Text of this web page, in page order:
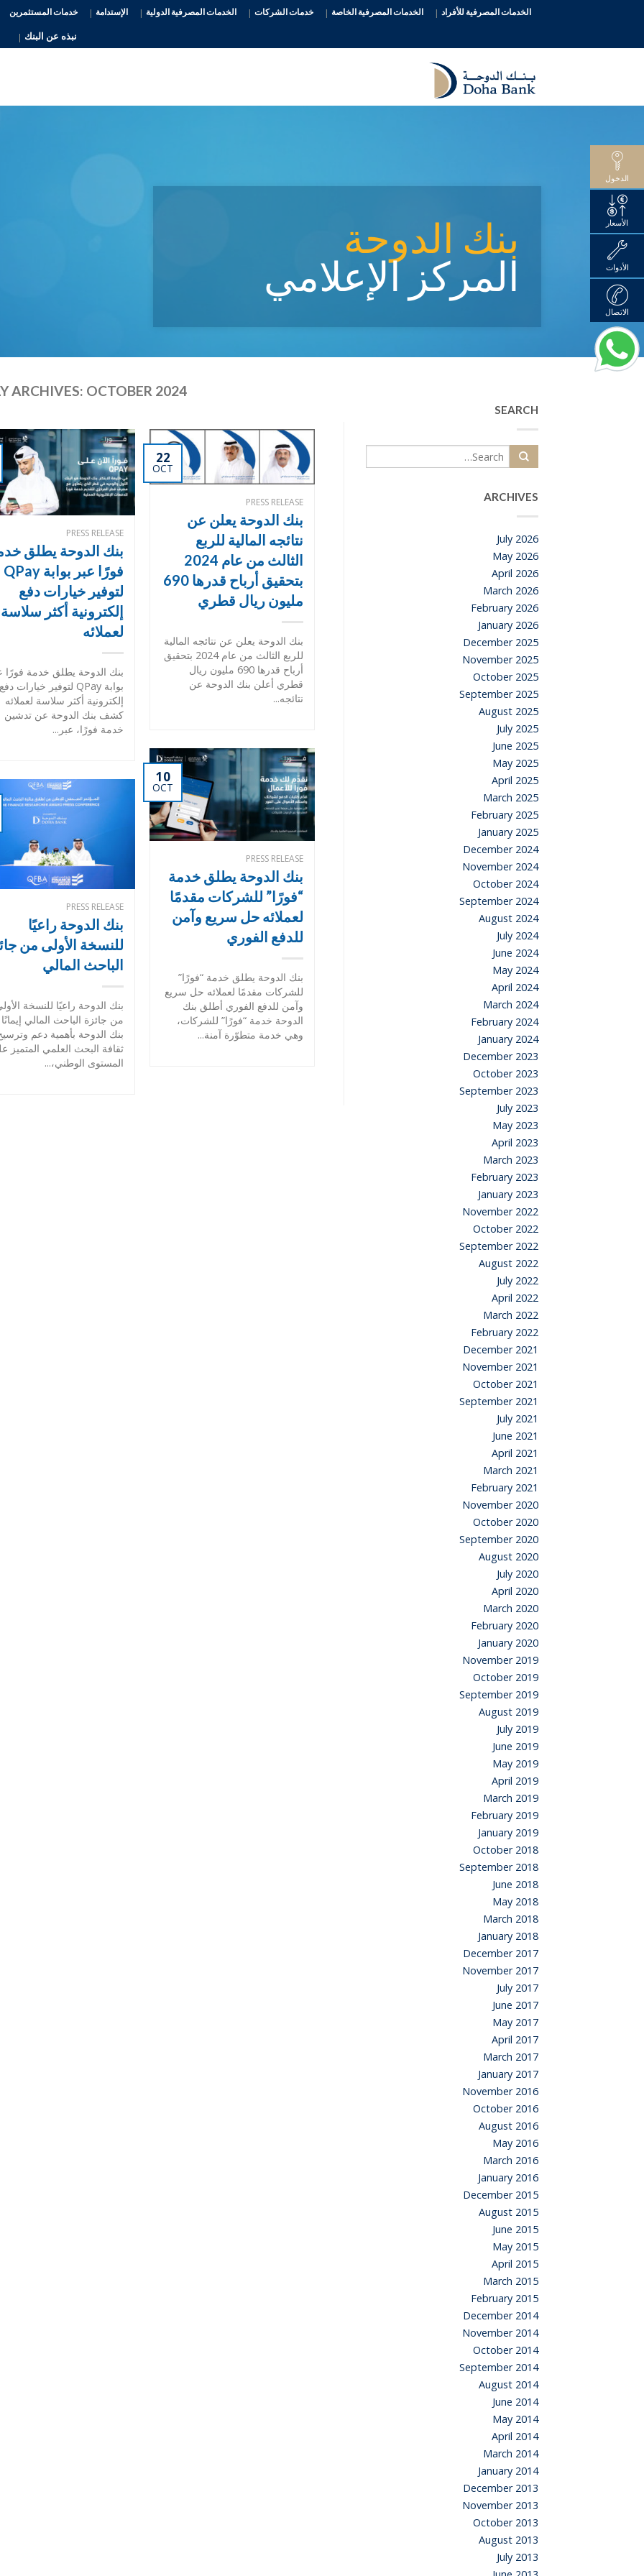
الخدمات المصرفية للأفراد الخدمات المصرفية الخاصة خدمات الشركات الخدمات المصرفية الدولية الإستدامة خدمات المستثمرين
نبذه عن البنك
بنك الدوحة
المركز الإعلامي
ARCHIVES: OCTOBER 2024
PRESS RELEASE
بنك الدوحة يطلق
فورًا عبر بوابة QPay
لتوفير خيارات دفع
إلكترونية أكثر سلاسة
لعملائه
بنك الدوحة يطلق خدمة فورًا
بوابة QPay لتوفير خيارات دفع
إلكترونية أكثر سلاسة لعملائه
كشف بنك الدوحة عن تدشين
خدمة فورًا، عبر...
22
OCT
PRESS RELEASE
بنك الدوحة يعلن عن
نتائجه المالية للربع
الثالث من عام 2024
بتحقيق أرباح قدرها 690
مليون ريال قطري
بنك الدوحة يعلن عن نتائجه المالية
للربع الثالث من عام 2024 بتحقيق
أرباح قدرها 690 مليون ريال
قطري أعلن بنك الدوحة عن
نتائجه...
10
OCT
PRESS RELEASE
بنك الدوحة يطلق خدمة
“فورًا” للشركات مقدمًا
لعملائه حل سريع وآمن
للدفع الفوري
بنك الدوحة يطلق خدمة “فورًا”
للشركات مقدمًا لعملائه حل سريع
وآمن للدفع الفوري أطلق بنك
الدوحة خدمة “فورًا” للشركات،
وهي خدمة متطوّرة آمنة...
PRESS RELEASE
بنك الدوحة راعيًا
للنسخة الأولى من
الباحث المالي
بنك الدوحة راعيًا للنسخة
من جائزة الباحث المالي
بنك الدوحة بأهمية دعم
ثقافة البحث العلمي المتميز
المستوى الوطني،...
SEARCH
ARCHIVES
July 2026
May 2026
April 2026
March 2026
February 2026
January 2026
December 2025
November 2025
October 2025
September 2025
August 2025
July 2025
June 2025
May 2025
April 2025
March 2025
February 2025
January 2025
December 2024
November 2024
October 2024
September 2024
August 2024
July 2024
June 2024
May 2024
April 2024
March 2024
February 2024
January 2024
December 2023
October 2023
September 2023
July 2023
May 2023
April 2023
March 2023
February 2023
January 2023
November 2022
October 2022
September 2022
August 2022
July 2022
April 2022
March 2022
February 2022
December 2021
November 2021
October 2021
September 2021
July 2021
June 2021
April 2021
March 2021
February 2021
November 2020
October 2020
September 2020
August 2020
July 2020
April 2020
March 2020
February 2020
January 2020
November 2019
October 2019
September 2019
August 2019
July 2019
June 2019
May 2019
April 2019
March 2019
February 2019
January 2019
October 2018
September 2018
June 2018
May 2018
March 2018
January 2018
December 2017
November 2017
July 2017
June 2017
May 2017
April 2017
March 2017
January 2017
November 2016
October 2016
August 2016
May 2016
March 2016
January 2016
December 2015
August 2015
June 2015
May 2015
April 2015
March 2015
February 2015
December 2014
November 2014
October 2014
September 2014
August 2014
June 2014
May 2014
April 2014
March 2014
January 2014
December 2013
November 2013
October 2013
August 2013
July 2013
الدخول
الأسعار
الأدوات
الاتصال